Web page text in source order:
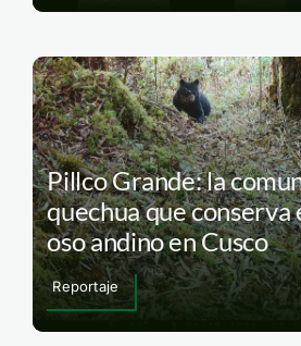
Pillco Grande: la
quechua que
oso andino en Cusco
Reportaje